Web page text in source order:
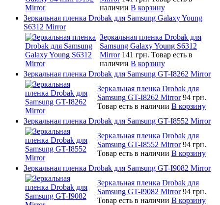
наличии В корзину
Зеркальная пленка Drobak для Samsung Galaxy Young
S6312 Mirror
Зеркальная пленка Drobak для
Samsung Galaxy Young S6312
Mirror 141 грн. Товар есть в
наличии В корзину
Зеркальная пленка Drobak для Samsung GT-I8262 Mirror
Зеркальная пленка Drobak для
Samsung GT-I8262 Mirror 94 грн.
Товар есть в наличии В корзину
Зеркальная пленка Drobak для Samsung GT-I8552 Mirror
Зеркальная пленка Drobak для
Samsung GT-I8552 Mirror 94 грн.
Товар есть в наличии В корзину
Зеркальная пленка Drobak для Samsung GT-I9082 Mirror
Зеркальная пленка Drobak для
Samsung GT-I9082 Mirror 94 грн.
Товар есть в наличии В корзину